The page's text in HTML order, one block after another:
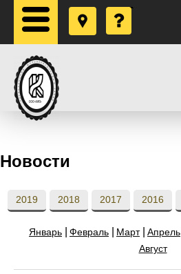
Новости
2019 2018 2017 2016
Январь Февраль Март Апрель
Август